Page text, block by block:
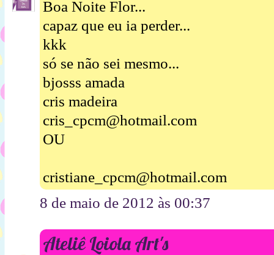
Boa Noite Flor...
capaz que eu ia perder...
kkk
só se não sei mesmo...
bjosss amada
cris madeira
cris_cpcm@hotmail.com
OU
cristiane_cpcm@hotmail.com
8 de maio de 2012 às 00:37
Ateliê Loiola Art's